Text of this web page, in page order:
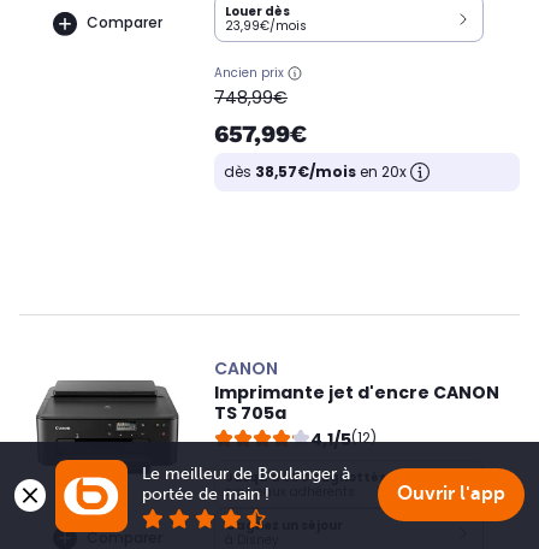
Comparer
Louer dès
23,99€/mois
Ancien prix
oldPrice
748,99€
657,99€
dès 38,57€/moisen 20x
Comparer
CANON
Imprimante jet d'encre CANON
TS 705a
4,1/5(12)
Jusqu'à90€cagnottés
nouveaux adhérents
Gagnez un séjour
Le meilleur de Boulanger à
portée de main !
Ouvrir l'app